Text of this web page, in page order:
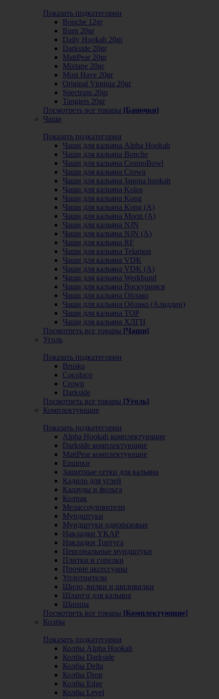
Показать подкатегории
Bonche 12gr
Burn 20gr
Daily Hookah 20gr
Darkside 20gr
MattPear 20gr
Mixtape 20gr
Must Have 20gr
Original Virginia 20gr
Spectrum 20gr
Tangiers 20gr
Посмотреть все товары [Баночки]
Чаши
Показать подкатегории
Чаши для кальяна Alpha Hookah
Чаши для кальяна Bonche
Чаши для кальяна CosmoBowl
Чаши для кальяна Crown
Чаши для кальяна Japona hookah
Чаши для кальяна Kolos
Чаши для кальяна Kong
Чаши для кальяна Kong (A)
Чаши для кальяна Moon (А)
Чаши для кальяна NJN
Чаши для кальяна NJN (А)
Чаши для кальяна RF
Чаши для кальяна Telamon
Чаши для кальяна VDK
Чаши для кальяна VDK (А)
Чаши для кальяна Werkbund
Чаши для кальяна Воскуримся
Чаши для кальяна Облако
Чаши для кальяна Облако (Аладдин)
Чаши для кальяна ТОР
Чаши для кальяна ХЛГН
Посмотреть все товары [Чаши]
Уголь
Показать подкатегории
Brusko
Cocoloco
Crown
Darkside
Посмотреть все товары [Уголь]
Комплектующие
Показать подкатегории
Alpha Hookah комплектующие
Darkside комплектующие
MattPear комплектующие
Ершики
Защитные сетки для кальяна
Кадило для углей
Калауды и фольга
Колпак
Мелассоуловители
Мундштуки
Мундштуки одноразовые
Накладки YKAP
Накладки Тортуга
Персональные мундштуки
Плитки и горелки
Прочие аксессуары
Уплотнители
Шило, вилки и шиловилки
Шланги для кальяна
Щипцы
Посмотреть все товары [Комплектующие]
Колбы
Показать подкатегории
Колбы Alpha Hookah
Колбы Darkside
Колбы Delta
Колбы Drop
Колбы Edge
Колбы Level